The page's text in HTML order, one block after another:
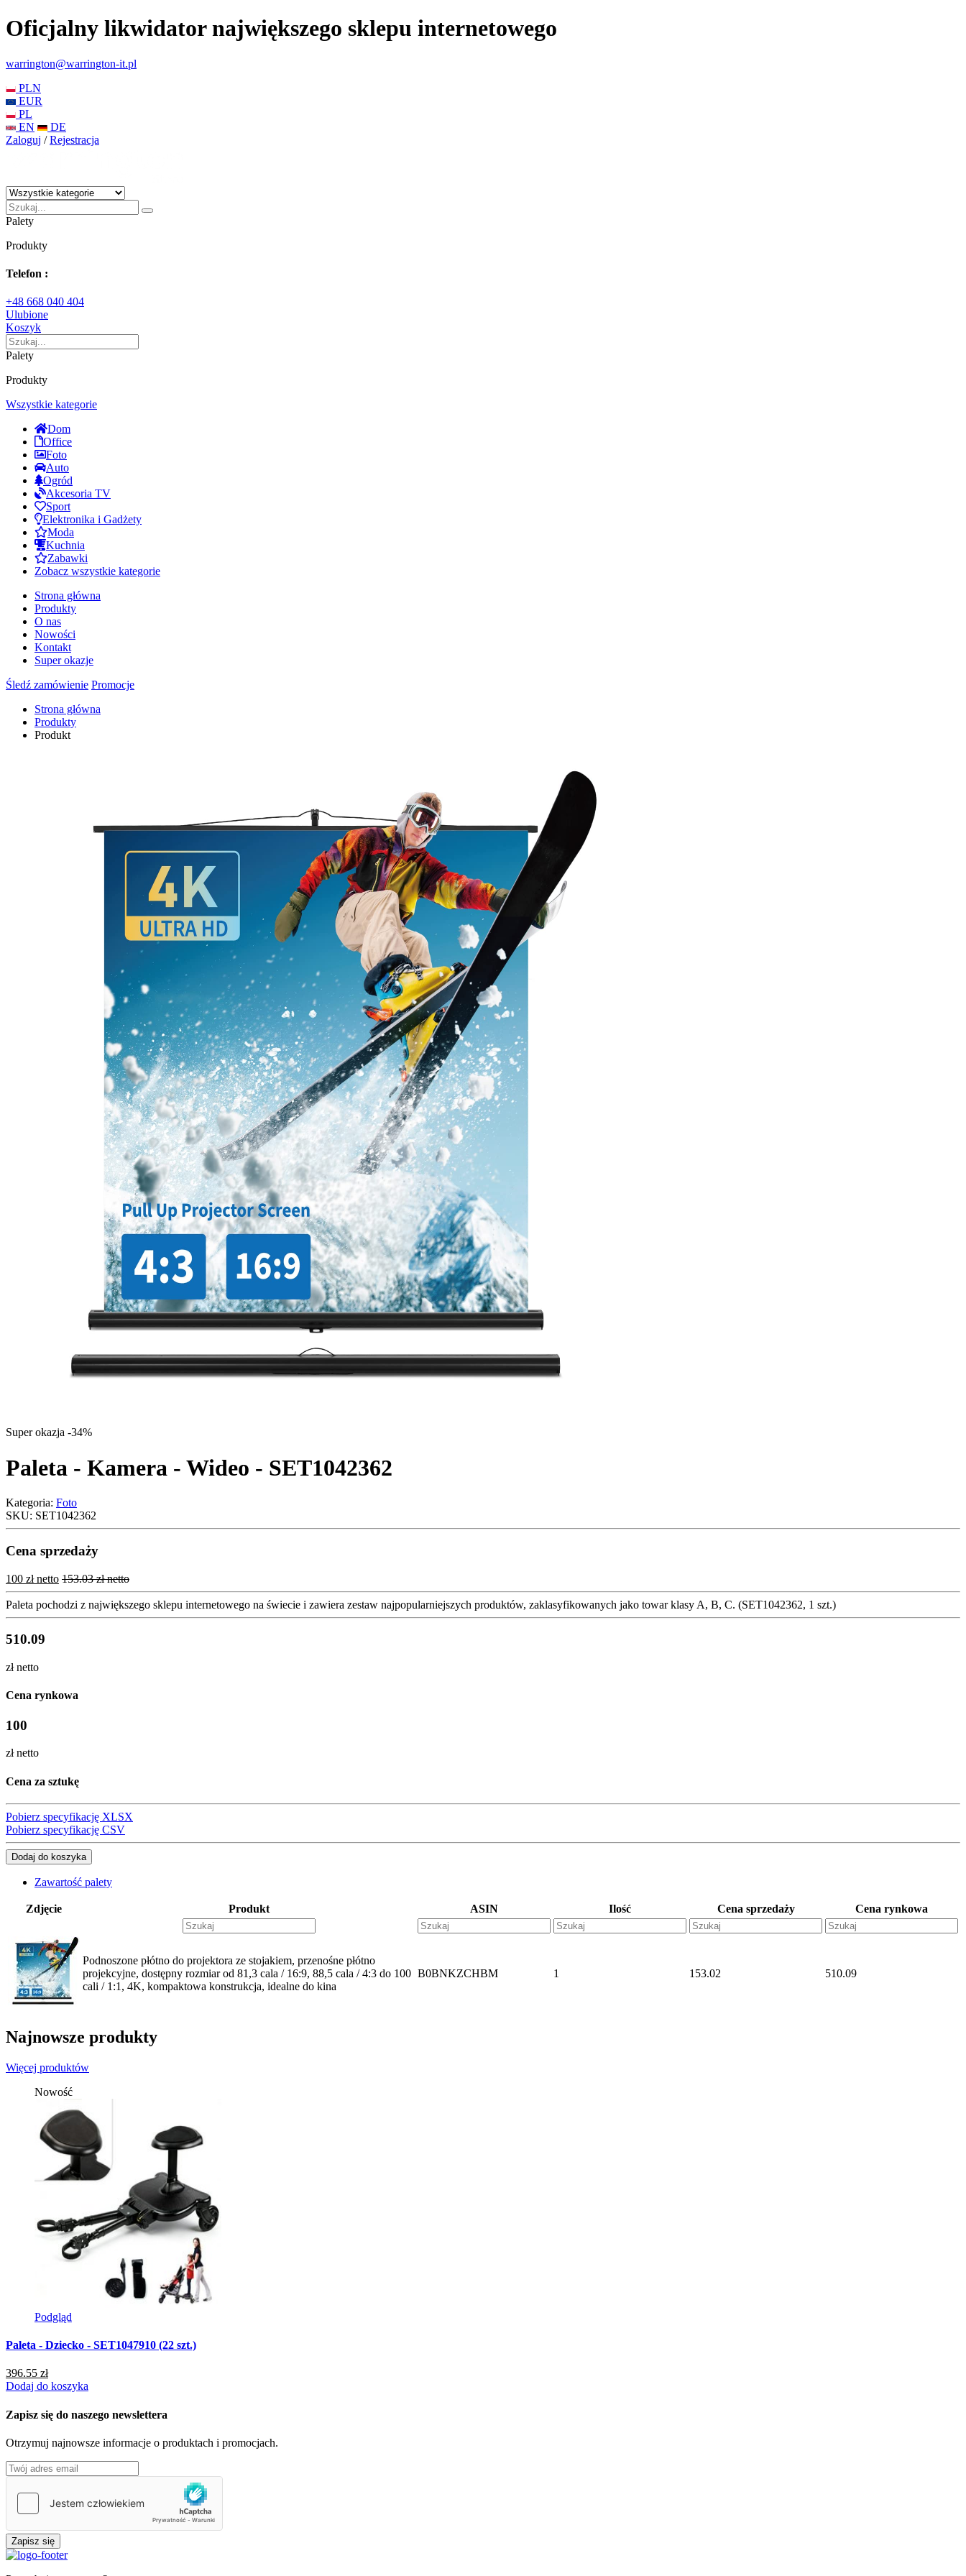
Oficjalny likwidator największego sklepu internetowego
warrington@warrington-it.pl
PLN
EUR
PL
EN
DE
Zaloguj / Rejestracja
Palety
Produkty
Telefon :
+48 668 040 404
Ulubione
Koszyk
Palety
Produkty
Wszystkie kategorie
Dom
Office
Foto
Auto
Ogród
Akcesoria TV
Sport
Elektronika i Gadżety
Moda
Kuchnia
Zabawki
Zobacz wszystkie kategorie
Strona główna
Produkty
O nas
Nowości
Kontakt
Super okazje
Śledź zamówienie Promocje
Strona główna
Produkty
Produkt
Super okazja -34%
Paleta - Kamera - Wideo - SET1042362
Kategoria: Foto
SKU: SET1042362
Cena sprzedaży
100 zł netto 153.03 zł netto
Paleta pochodzi z największego sklepu internetowego na świecie i zawiera zestaw najpopularniejszych produktów, zaklasyfikowanych jako towar klasy A, B, C. (SET1042362, 1 szt.)
510.09
zł netto
Cena rynkowa
100
zł netto
Cena za sztukę
Pobierz specyfikację XLSX
Pobierz specyfikację CSV
Dodaj do koszyka
Zawartość palety
Zdjęcie Produkt ASIN Ilość Cena sprzedaży Cena rynkowa
Podnoszone płótno do projektora ze stojakiem, przenośne płótno
projekcyjne, dostępny rozmiar od 81,3 cala / 16:9, 88,5 cala / 4:3 do 100
cali / 1:1, 4K, kompaktowa konstrukcja, idealne do kina
B0BNKZCHBM 1 153.02 510.09
Najnowsze produkty
Więcej produktów
Nowość
Podgląd
Paleta - Dziecko - SET1047910 (22 szt.)
396.55 zł
Dodaj do koszyka
Zapisz się do naszego newslettera
Otrzymuj najnowsze informacje o produktach i promocjach.
Zapisz się